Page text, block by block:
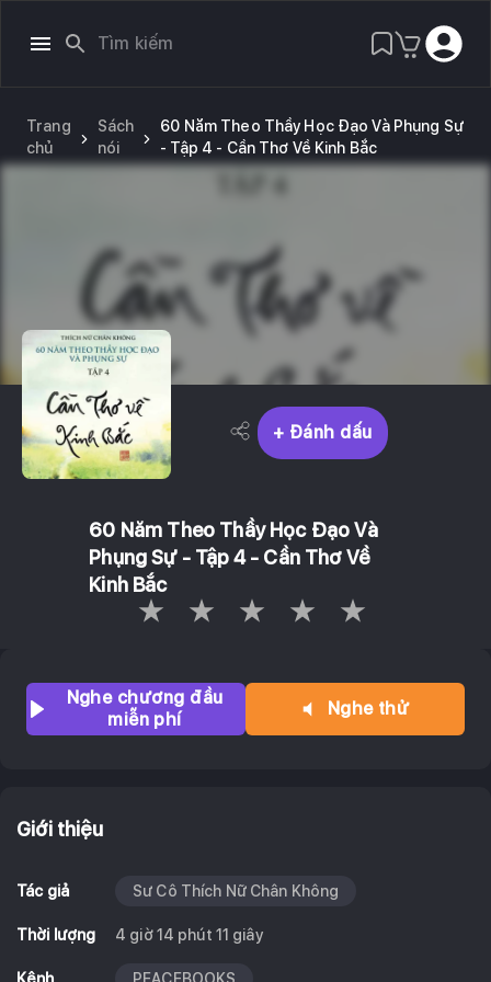
Trang
chủ
Sách
nói
60 Năm Theo Thầy Học Đạo Và Phụng Sự
- Tập 4 - Cần Thơ Về Kinh Bắc
+ Đánh dấu
60 Năm Theo Thầy Học Đạo Và
Phụng Sự - Tập 4 - Cần Thơ Về
Kinh Bắc
Nghe chương đầu
miễn phí
Nghe thử
Giới thiệu
Tác giả Sư Cô Thích Nữ Chân Không
Thời lượng 4 giờ 14 phút 11 giây